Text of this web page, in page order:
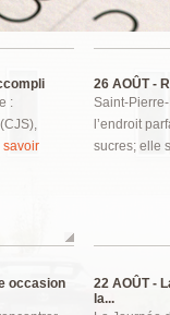
:
savoir
26 AOÛT -
Saint-
l’endroit
sucres; elle
occasion
22 AOÛT -
la...